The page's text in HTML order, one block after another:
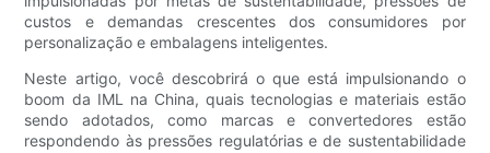
custos e demandas crescentes dos consumidores por
personalização e embalagens inteligentes.
Neste artigo, você descobrirá o que está impulsionando o
boom da IML na China, quais tecnologias e materiais estão
sendo adotados, como marcas e convertedores estão
respondendo às pressões regulatórias e de sustentabilidade